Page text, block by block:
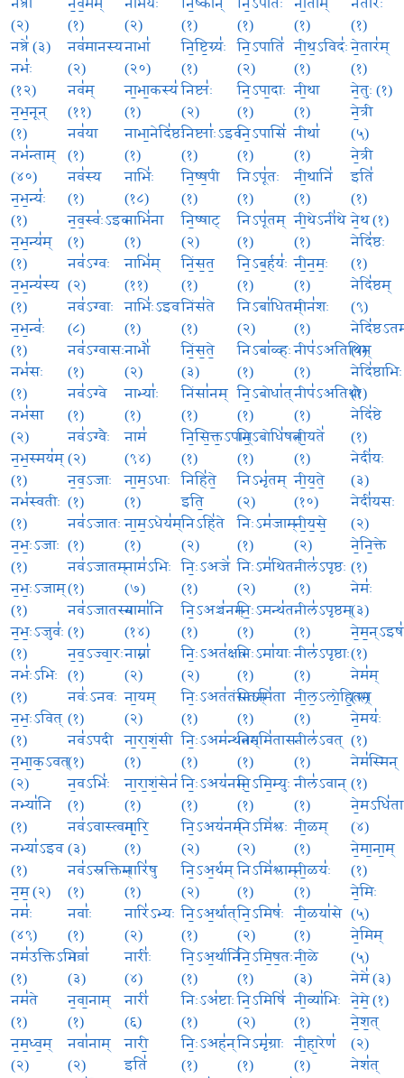
नप्त्रा॑
(२)
नप्त्रे॑ (३)
नभः॑
(१२)
न॒भ॒नून्
(१)
नभ॑न्ताम्
(४०)
न॒भ॒न्यः॑
(१)
न॒भ॒न्य॑म्
(१)
न॒भ॒न्य॑स्य
(१)
न॒भ॒न्वः॑
(१)
नभ॑सः
(१)
नभ॑सा
(२)
न॒भ॒स्मय॑म्
(१)
नभ॑स्वतीः
(१)
न॒भः॒ऽजाः
(१)
न॒भः॒ऽजाम्
(१)
न॒भः॒ऽजुवः॑
(१)
नभः॑ऽभिः
(१)
न॒भः॒ऽवित्
(१)
न॒भा॒क॒ऽवत्
(२)
नभ्या॑नि
(१)
नभ्या॑ऽइव
(१)
न॒म॒ (२)
नमः॑
(४९)
नम॑उक्तिऽभिः
(१)
नम॑ते
(१)
न॒म॒ध्व॒म्
(२)
न॒व॒मम्
(१)
नव॑मानस्य
(२)
नव॑म्
(११)
नव॑या
(१)
नव॑स्य
(१)
न॒व॒स्वः॑ऽइव
(१)
नव॑ऽग्वः
(२)
नव॑ऽग्वाः
(८)
नव॑ऽग्वासः
(१)
नव॑ऽग्वे
(१)
नव॑ऽग्वैः
(२)
न॒व॒ऽजाः
(१)
नव॑ऽजातः
(१)
नव॑ऽजातम्
(१)
नव॑ऽजातस्य
(१)
न॒व॒ऽज्वा॒रः
(१)
नवः॑ऽनवः
(१)
नव॑ऽपदी
(१)
न॒वऽभिः॑
(१)
नव॑ऽवास्त्वम्
(३)
नव॑ऽस्रक्तिम्
(१)
नवाः॑
(१)
नवा॑
(३)
न॒वा॒नाम्
(१)
नवा॑नाम्
(२)
नाभ॑यः
(२)
नाभा॑
(२०)
ना॒भा॒कस्य॑
(१)
नाभा॒नेदि॑ष्ठः
(१)
नाभिः॑
(१८)
नाभि॑ना
(१)
नाभि॑म्
(११)
नाभिः॑ऽइव
(१)
नाभौ॑
(२)
नाभ्याः॑
(१)
नाम॑
(९४)
ना॒म॒ऽधाः
(१)
ना॒म॒ऽधेय॑म्
(१)
नाम॑ऽभिः
(७)
नामा॑नि
(१४)
नाम्ना॑
(२)
ना॒यम्
(२)
ना॒रा॒शं॒सी
(१)
ना॒रा॒शं॒सेन॑
(१)
ना॒रि॒
(१)
नारि॑षु
(१)
नारि॑ऽभ्यः
(२)
नारीः॑
(४)
नारी॑
(६)
नारी॒
इति॑
नि॒ष्कान्
(१)
नि॒ष्टि॒ग्र्यः॑
(१)
निष्ट्यः॑
(२)
निष्ट्याः॑ऽइव
(१)
नि॒ष्ष॒पी
(१)
नि॒ष्षाट्
(२)
निं॒स॒त॒
(१)
निंस॑ते
(१)
निं॒स॒ते॒
(३)
निंसा॑नम्
(१)
नि॒सि॒क्त॒ऽपाम्
(१)
निहि॑ते॒
इति॒
निऽहि॑ते
(२)
निः॒ऽअजे॑
(१)
नि॒ऽअञ्च॑नम्
(१)
निः॒ऽअत॑क्षत
(२)
निः॒ऽअत॑तंसतम्
(१)
निः॒ऽअम॑न्थतम्
(१)
निः॒ऽअय॑नम्
(१)
नि॒ऽअय॑नम्
(२)
नि॒ऽअ॒र्थम्
(२)
नि॒ऽअ॒र्थात्
(१)
नि॒ऽअ॒र्थानि॑
(१)
निःऽअ॑ष्टाः
(१)
निः॒ऽअह॑न्
(१)
नि॒ऽपातः॑
(१)
नि॒ऽपाति॑
(२)
नि॒ऽपा॒दाः
(१)
नि॒ऽपासि॑
(१)
निऽपू॑तः
(१)
निऽपू॑तम्
(१)
नि॒ऽब॒र्हयः॑
(१)
निऽबा॑धितम्
(२)
निऽबा॑ळ्हः
(१)
नि॒ऽबोधा॑त्
(१)
नि॒ऽबोधि॑षत्
(१)
निऽभृ॑तम्
(२)
निःऽम॑जाम्
(१)
निःऽम॑थितः
(२)
निः॒ऽमन्थ॑तः
(१)
निःऽमा॑याः
(१)
निऽमि॑ता
(१)
निऽमि॑तासः
(१)
नि॒ऽमि॒म्युः
(१)
निऽमि॑श्लः
(२)
निऽमि॑श्लाम्
(१)
नि॒ऽमिषः॑
(२)
नि॒ऽमि॒ष॒तः
(१)
नि॒ऽमिषि॑
(२)
निऽमृ॑ग्राः
(१)
नी॒ताम्
(१)
नी॒थ॒ऽविदः॑
(१)
नी॒था
(१)
नीथा॑
(१)
नी॒थानि॑
(१)
नी॒थेऽनी॑थे
(१)
नी॒न॒मः॒
(१)
नीन॑शः
(१)
नीप॑ऽअतिथिम्
(१)
नीप॑ऽअतिथौ
(१)
नी॒यते॑
(१)
नी॒य॒ते॒
(१०)
नी॒य॒से॒
(२)
नील॑ऽपृष्ठः
(१)
नील॑ऽपृष्ठम्
(१)
नील॑ऽपृष्ठाः
(१)
नी॒ल॒ऽलो॒हि॒तम्
(१)
नील॑ऽवत्
(१)
नील॑ऽवान्
(१)
नी॒ळम्
(१)
नी॒ळयः॑
(१)
नी॒ळया॑से
(१)
नी॒ळे
(३)
नी॒व्या॑भिः
(१)
नी॒हा॒रेण॑
(१)
नेता॑रः
(१)
ने॒तार॑म्
(१)
ने॒तुः (१)
ने॒त्री
(५)
ने॒त्री
इति॑
(१)
ने॒थ (१)
नेदि॑ष्ठः
(१)
नेदि॑ष्ठम्
(९)
(१)
नेदि॑ष्ठाभिः
(१)
नेदि॑ष्ठे
(१)
नेदी॑यः
(३)
नेदी॑यसः
(२)
ने॒नि॒क्ते
(१)
नेमः॑
(३)
(१)
नेम॑म्
(२)
ने॒मयः॑
(१)
नेम॑स्मिन्
(१)
ने॒मऽधि॑ता
(४)
ने॒मा॒ना॒म्
(१)
ने॒मिः
(५)
ने॒मिम्
(५)
नेमे॑ (३)
ने॒मे॒ (१)
ने॒श॒त्
(२)
नेश॑त्